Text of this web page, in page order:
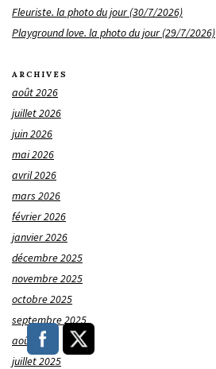
Fleuriste. la photo du jour (30/7/2026)
Playground love. la photo du jour (29/7/2026)
ARCHIVES
août 2026
juillet 2026
juin 2026
mai 2026
avril 2026
mars 2026
février 2026
janvier 2026
décembre 2025
novembre 2025
octobre 2025
septembre 2025
août 2025
juillet 2025